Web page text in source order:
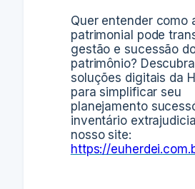
Quer entender como
patrimonial pode
gestão e sucessão
patrimônio?
soluções digitais da
para simplificar seu
planejamento
inventário
nosso site:
https://